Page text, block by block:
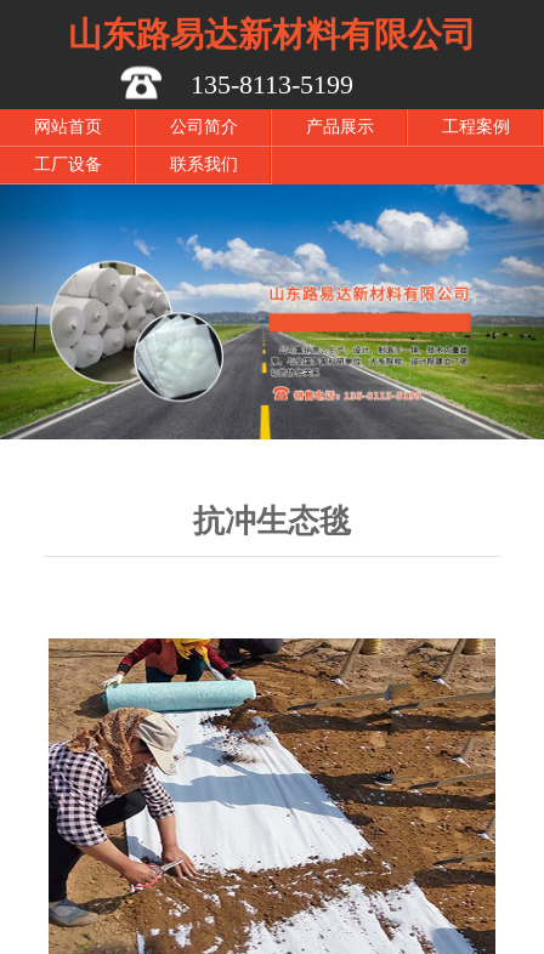
山东路易达新材料有限公司
135-8113-5199
网站首页 公司简介 产品展示 工程案例
工厂设备 联系我们
抗冲生态毯